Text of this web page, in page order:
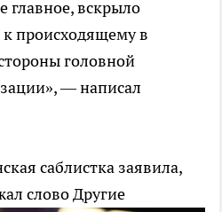
главное, вскрыло
происходящему в
головной
— написал
саблистка заявила,
словоДругие